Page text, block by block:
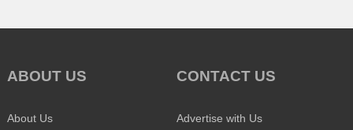
ABOUT US
About Us
CONTACT US
Advertise with Us